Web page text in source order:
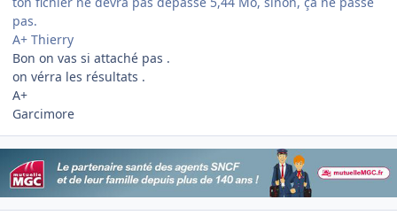
pas.
A+ Thierry
Bon on vas si attaché pas .
on vérra les résultats .
A+
Garcimore